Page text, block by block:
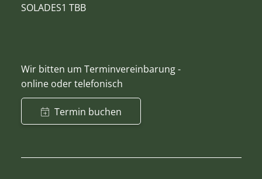
SOLADES1 TBB
Wir bitten um Terminvereinbarung -
online oder telefonisch
Termin buchen